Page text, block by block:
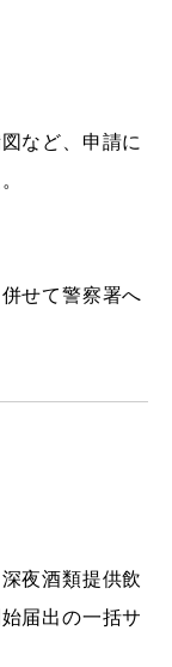
など、申請に
せて警察署へ
夜酒類提供飲
届出の一括サ